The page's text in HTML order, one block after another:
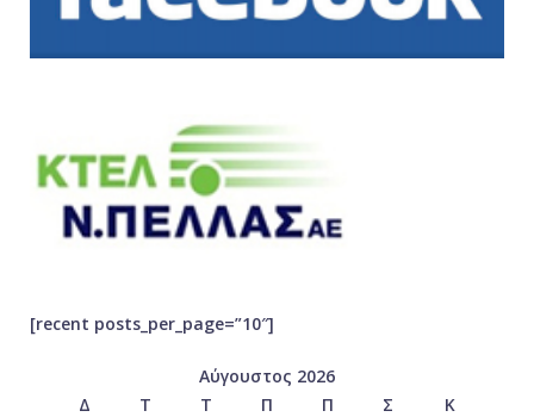
[recent posts_per_page=”10″]
Αύγουστος 2026
Δ
Τ Τ Π Π Σ
Κ